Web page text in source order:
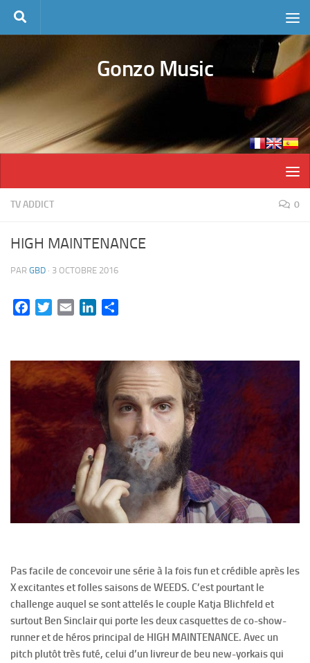
Skip to content
Gonzo Music
TV ADDICT 0
HIGH MAINTENANCE
PAR GBD · 3 OCTOBRE 2016
FacebookTwitterEmail LinkedIn
Pas facile de concevoir une série à la fois fun et crédible après les
X excitantes et folles saisons de WEEDS. C’est pourtant le
challenge auquel se sont attelés le couple Katja Blichfeld et
surtout Ben Sinclair qui porte les deux casquettes de co-show-
runner et de héros principal de HIGH MAINTENANCE. Avec un
pitch plutôt très futé, celui d’un livreur de beu new-yorkais qui